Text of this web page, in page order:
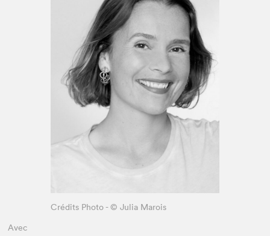
Avec
Crédits Photo - © Julia Marois